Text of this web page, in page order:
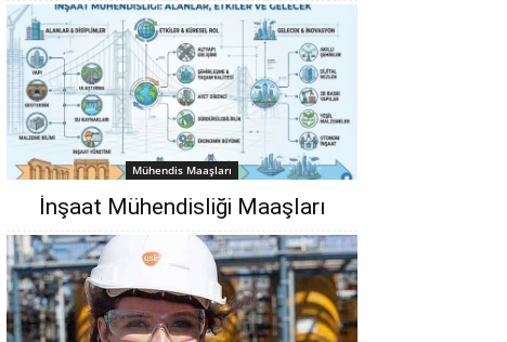
Mühendis Maaşları
İnşaat Mühendisliği Maaşları